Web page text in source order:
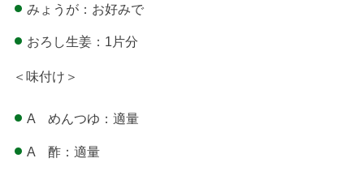
みょうが：お好みで
おろし生姜：1片分
＜味付け＞
A めんつゆ：適量
A 酢：適量